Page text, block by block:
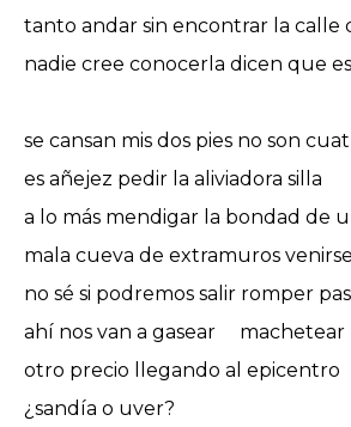
tanto andar sin encontrar la calle
nadie cree conocerla dicen que
se cansan mis dos pies no son
es añejez pedir la aliviadora silla
a lo más mendigar la bondad de
mala cueva de extramuros
no sé si podremos salir romper
ahí nos van a gasear
otro precio llegando al epicentro
¿sandía o uver?